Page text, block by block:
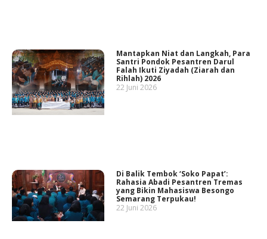
Mantapkan Niat dan Langkah, Para
Santri Pondok Pesantren Darul
Falah Ikuti Ziyadah (Ziarah dan
Rihlah) 2026
22 Juni 2026
Di Balik Tembok ‘Soko Papat’:
Rahasia Abadi Pesantren Tremas
yang Bikin Mahasiswa Besongo
Semarang Terpukau!
22 Juni 2026